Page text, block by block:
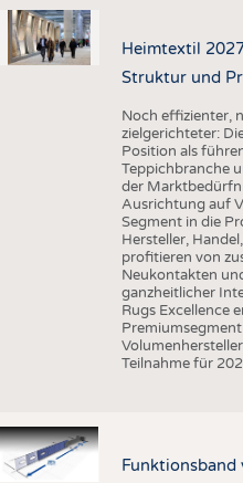
Heimtextil
Struktur und
Noch effizienter,
zielgerichteter:
Position als
Teppichbranche
der
Ausrichtung auf
Segment in die
Hersteller,
profitieren von
Neukontakten
ganzheitlicher
Rugs Excellence
Teilnahme für
Funktionsband